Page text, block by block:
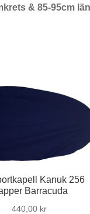
& 85-95cm
Kanuk 256
Barracuda
440,00 kr